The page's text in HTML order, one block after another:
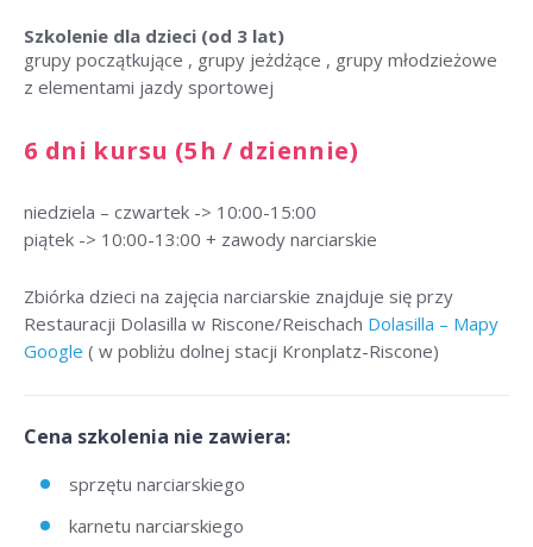
Szkolenie dla dzieci (od 3 lat)
grupy początkujące , grupy jeżdżące , grupy młodzieżowe
z elementami jazdy sportowej
6 dni kursu (5h / dziennie)
niedziela – czwartek -> 10:00-15:00
piątek -> 10:00-13:00 + zawody narciarskie
Zbiórka dzieci na zajęcia narciarskie znajduje się przy
Restauracji Dolasilla w Riscone/Reischach Dolasilla – Mapy
Google ( w pobliżu dolnej stacji Kronplatz-Riscone)
Cena szkolenia nie zawiera:
sprzętu narciarskiego
karnetu narciarskiego